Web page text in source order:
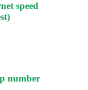
speed
number